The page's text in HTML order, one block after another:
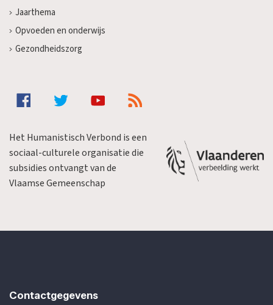
Jaarthema
Opvoeden en onderwijs
Gezondheidszorg
Het Humanistisch Verbond is een
sociaal-culturele organisatie die
subsidies ontvangt van de
Vlaamse Gemeenschap
Contactgegevens